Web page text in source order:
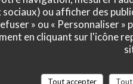
sociaux) ou afficher des
» ou « Personnaliser
en cliquant sur l'icône
Tout accepter
Service :
et le repas étaient un highlight